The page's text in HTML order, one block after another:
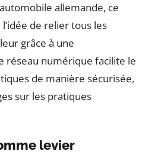
allemande, ce
de relier tous les
grâce à une
réseau numérique facilite le
de manière sécurisée,
sur les pratiques
levier